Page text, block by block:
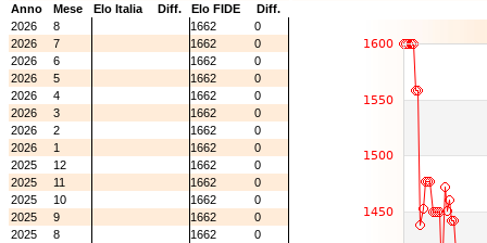
Anno
Mese Elo Italia Diff. Elo FIDE
Diff.
2026
8 1662
0
2026
7 1662
0
2026
6 1662
0
2026
5 1662
0
2026
4 1662
0
2026
3 1662
0
2026
2 1662
0
2026
1 1662
0
2025
12 1662
0
2025
11 1662
0
2025
10 1662
0
2025
9 1662
0
2025
8 1662
0